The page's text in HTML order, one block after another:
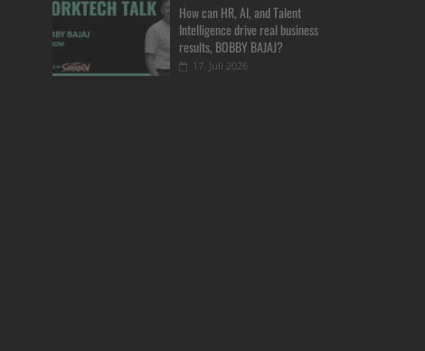
How can HR, AI, and Talent
Intelligence drive real business
results, BOBBY BAJAJ?
17. Juli 2026